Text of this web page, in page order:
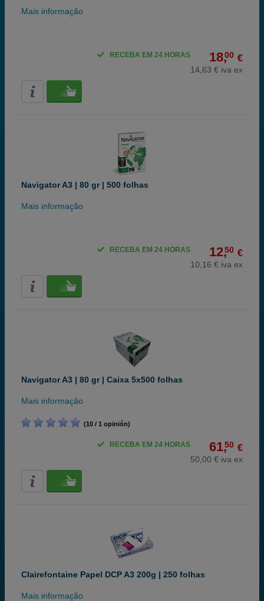
Mais informação
18,00 €
14,63 € iva ex
RECEBA EM 24 HORAS
Navigator A3 | 80 gr | 500 folhas
Mais informação
12,50 €
10,16 € iva ex
RECEBA EM 24 HORAS
Navigator A3 | 80 gr | Caixa 5x500 folhas
Mais informação
(10 / 1 opinión)
61,50 €
50,00 € iva ex
RECEBA EM 24 HORAS
Clairefontaine Papel DCP A3 200g | 250 folhas
Mais informação